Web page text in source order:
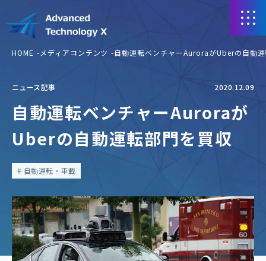
HOME メディアコンテンツ 自動運転ベンチャーAuroraがUberの自動
ニュース記事 2020.12.09
自動運転ベンチャーAuroraが
Uberの自動運転部門を買収
自動運転・車載